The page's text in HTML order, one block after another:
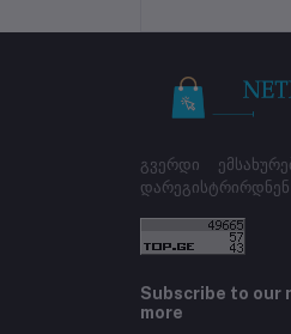
გვერდი
დარეგისტრირდნენ
Subscribe to our
more